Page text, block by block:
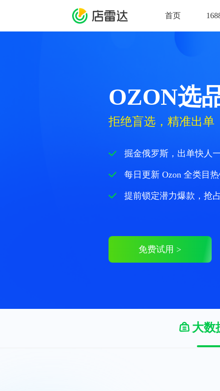
首页
OZON选
拒绝盲选，精准出单
掘金俄罗斯，出单快人
每日更新 Ozon 全类目
提前锁定潜力爆款，抢
免费试用 >
大数